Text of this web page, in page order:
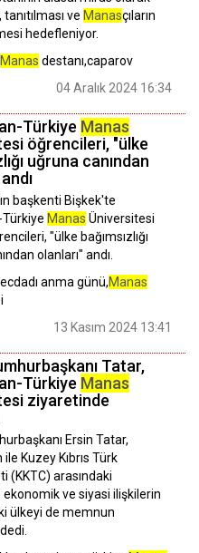
ve Manasçıların
hedefleniyor.
Manas destanı,caparov
04 Aralık 2024 16:34
Türkiye Manas
öğrencileri, "ülke
uğruna canından
başkenti Bişkek'te
Türkiye Manas Üniversitesi
"ülke bağımsızlığı
olanları" andı.
anma günü,Manas
13 Kasım 2024 13:41
Tatar,
Türkiye Manas
ziyaretinde
Ersin Tatar,
ile Kuzey Kıbrıs Türk
(KKTC) arasındaki
ve siyasi ilişkilerin
ülkeyi de memnun